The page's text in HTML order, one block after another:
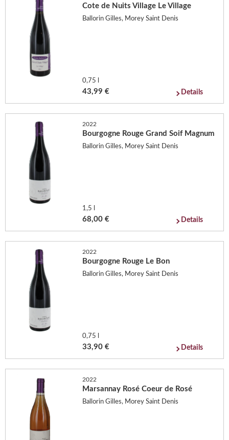
Cote de Nuits Village Le Village
Ballorin Gilles, Morey Saint Denis
0,75 l
43,99 € Details
2022
Bourgogne Rouge Grand Soif Magnum
Ballorin Gilles, Morey Saint Denis
1,5 l
68,00 € Details
2022
Bourgogne Rouge Le Bon
Ballorin Gilles, Morey Saint Denis
0,75 l
33,90 € Details
2022
Marsannay Rosé Coeur de Rosé
Ballorin Gilles, Morey Saint Denis